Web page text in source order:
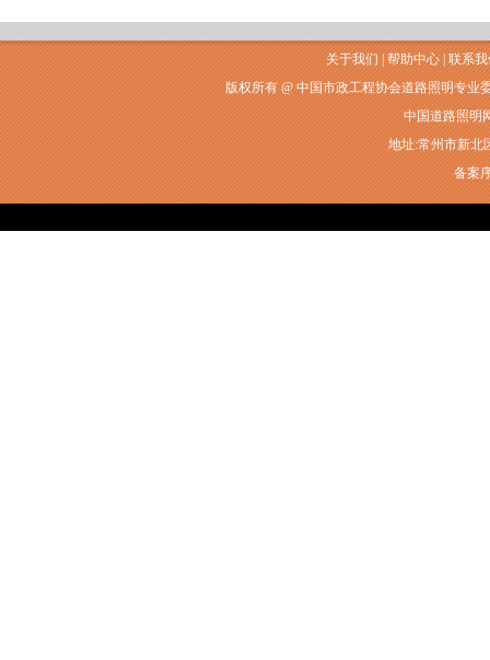
关于我们 帮助中心 联系
版权所有 @ 中国市政工程协会道路照明专
中国道路照明
地址:常州市新北
备案